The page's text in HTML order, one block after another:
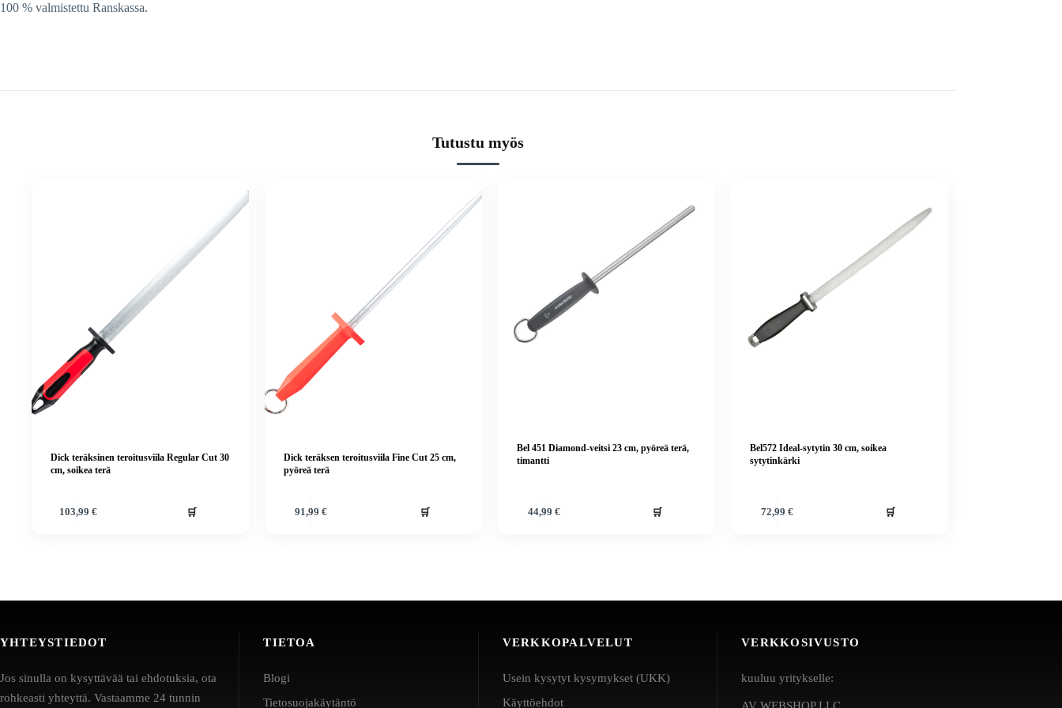
100 % valmistettu Ranskassa.
Tutustu myös
Dick teräksinen teroitusviila Regular Cut 30
cm, soikea terä
103,99 € 🛒
Dick teräksen teroitusviila Fine Cut 25 cm,
pyöreä terä
91,99€ 🛒
Bel 451 Diamond-veitsi 23 cm, pyöreä terä,
timantti
44,99 € 🛒
Bel572 Ideal-sytytin 30 cm, soikea
sytytinkärki
72,99 € 🛒
YHTEYSTIEDOT
Jos sinulla on kysyttävää tai ehdotuksia, ota
rohkeasti yhteyttä. Vastaamme 24 tunnin
TIETOA
Blogi
Tietosuojakäytäntö
VERKKOPALVELUT
Usein kysytyt kysymykset (UKK)
Käyttöehdot
VERKKOSIVUSTO
kuuluu yritykselle:
AV WEBSHOP LLC